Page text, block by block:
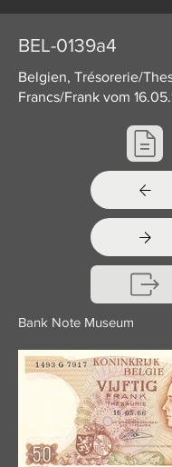
BEL-0139a4
Belgien, Trésorerie/
Francs/Frank vom
Bank Note Museum